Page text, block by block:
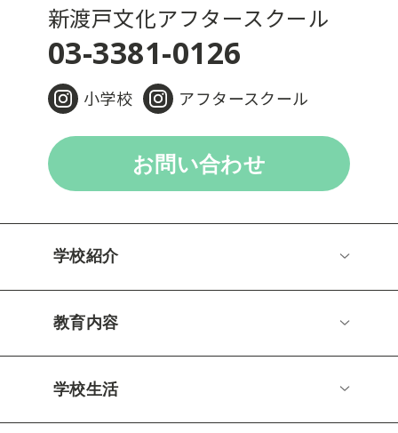
新渡戸文化アフタースクール
03-3381-0126
小学校 アフタースクール
お問い合わせ
学校紹介
教育内容
学校生活